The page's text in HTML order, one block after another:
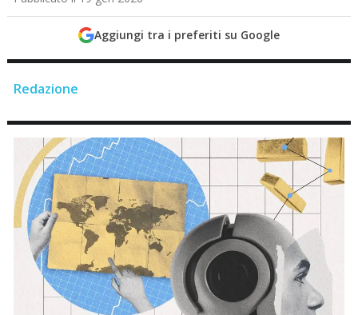
Aggiungi tra i preferiti su Google
Redazione